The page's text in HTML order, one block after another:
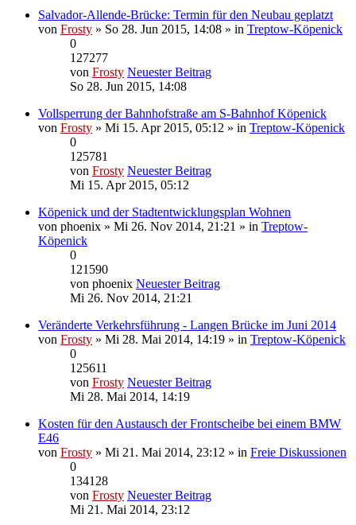
Salvador-Allende-Brücke: Termin für den Neubau geplatzt
von Frosty » So 28. Jun 2015, 14:08 » in Treptow-Köpenick
0
127277
von Frosty Neuester Beitrag
So 28. Jun 2015, 14:08
Vollsperrung der Bahnhofstraße am S-Bahnhof Köpenick
von Frosty » Mi 15. Apr 2015, 05:12 » in Treptow-Köpenick
0
125781
von Frosty Neuester Beitrag
Mi 15. Apr 2015, 05:12
Köpenick und der Stadtentwicklungsplan Wohnen
von phoenix » Mi 26. Nov 2014, 21:21 » in Treptow-
Köpenick
0
121590
von phoenix Neuester Beitrag
Mi 26. Nov 2014, 21:21
Veränderte Verkehrsführung - Langen Brücke im Juni 2014
von Frosty » Mi 28. Mai 2014, 14:19 » in Treptow-Köpenick
0
125611
von Frosty Neuester Beitrag
Mi 28. Mai 2014, 14:19
Kosten für den Austausch der Frontscheibe bei einem BMW
E46
von Frosty » Mi 21. Mai 2014, 23:12 » in Freie Diskussionen
0
134128
von Frosty Neuester Beitrag
Mi 21. Mai 2014, 23:12